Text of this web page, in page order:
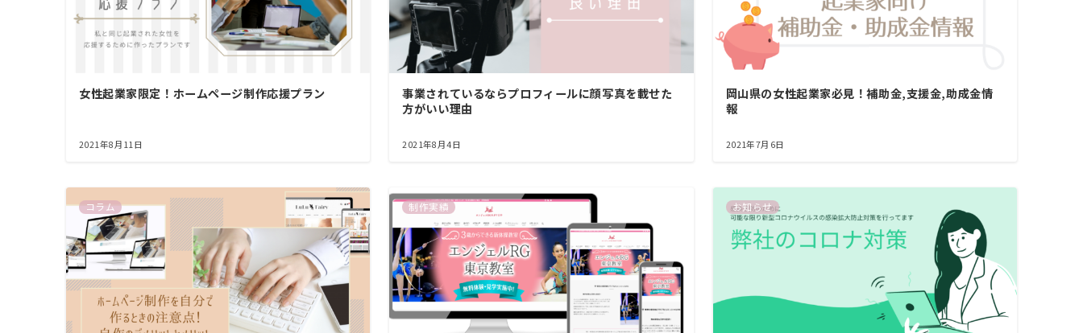
女性起業家限定！ホームページ制作応援プラン
2021年8月11日
事業されているならプロフィールに顔写真を載せた
方がいい理由
2021年8月4日
岡山県の女性起業家必見！補助金,支援金,助成金情
報
2021年7月6日
コラム 制作実績 お知らせ